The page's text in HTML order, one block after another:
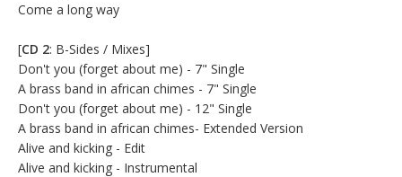
Come a long way
[CD 2: B-Sides / Mixes]
Don't you (forget about me) - 7" Single
A brass band in african chimes - 7" Single
Don't you (forget about me) - 12" Single
A brass band in african chimes- Extended Version
Alive and kicking - Edit
Alive and kicking - Instrumental